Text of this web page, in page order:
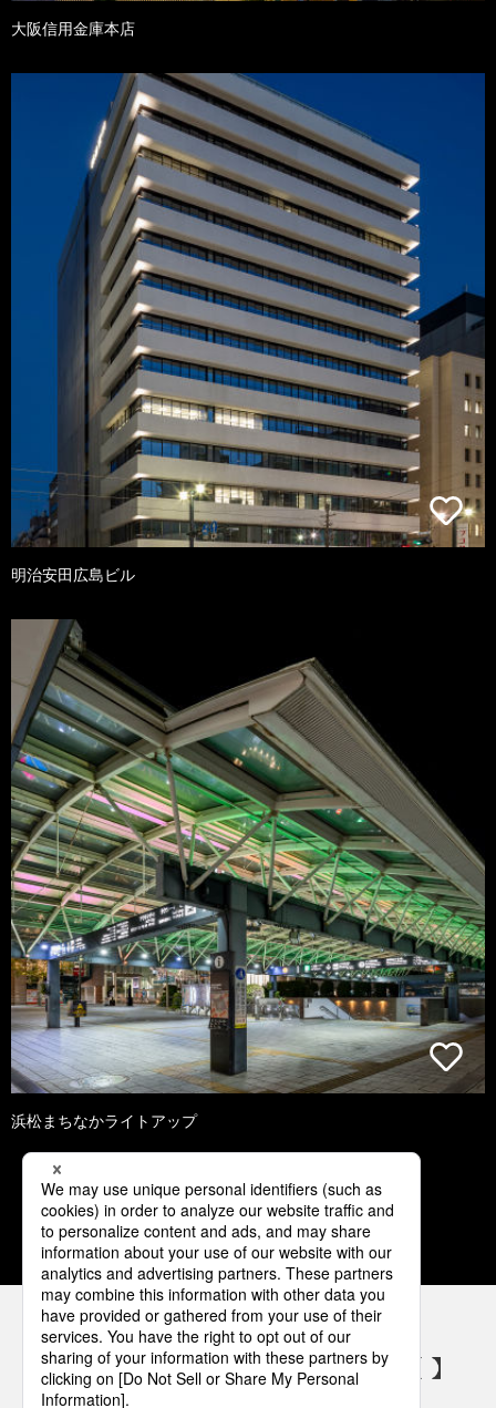
大阪信用金庫本店
明治安田広島ビル
浜松まちなかライトアップ
1 2 3 4 5
パナソニックの電気設備 SNSアカウント